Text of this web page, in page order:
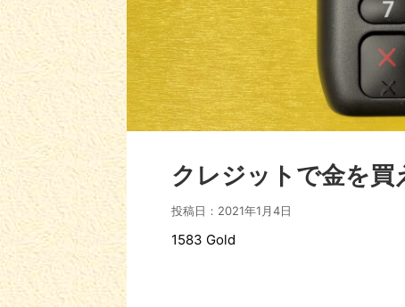
クレジットで金を
投稿日： 2021年1月4日
1583 Gold